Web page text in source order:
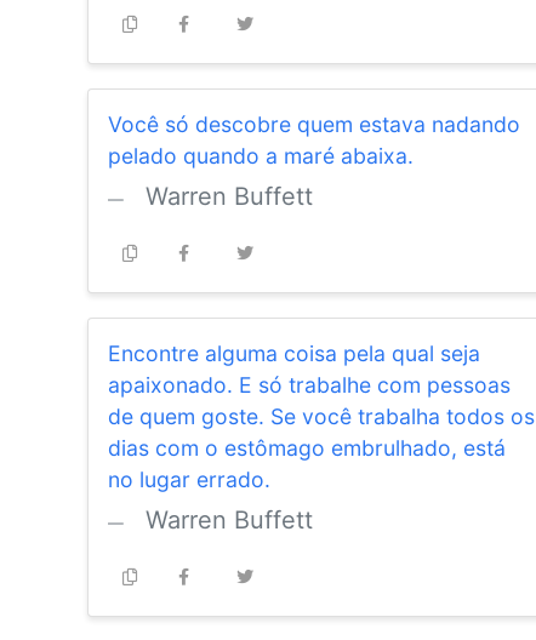
Você só descobre quem estava nadando
pelado quando a maré abaixa.
Warren Buffett
Encontre alguma coisa pela qual seja
apaixonado. E só trabalhe com pessoas
de quem goste. Se você trabalha todos os
dias com o estômago embrulhado, está
no lugar errado.
Warren Buffett